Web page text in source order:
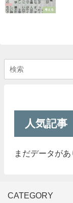
考える
人気記事
まだデータがあ
CATEGORY